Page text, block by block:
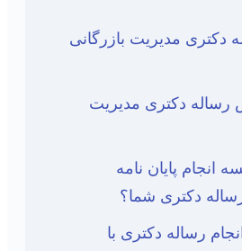
دکتری مدیریت بازرگانی
دکتری مدیریت
انجام پایان نامه
دکتری شما؟
رساله دکتری با